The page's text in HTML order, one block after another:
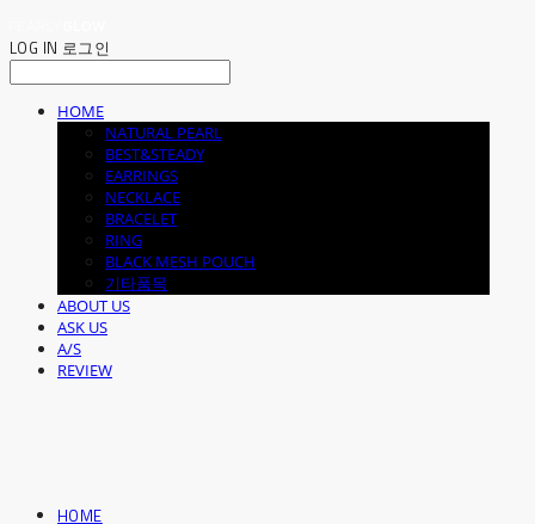
LOG IN 로그인
HOME
NATURAL PEARL
BEST&STEADY
EARRINGS
NECKLACE
BRACELET
RING
BLACK MESH POUCH
기타품목
ABOUT US
ASK US
A/S
REVIEW
HOME